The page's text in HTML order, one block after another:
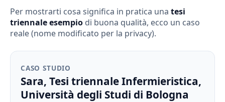
Per mostrarti cosa significa in pratica una tesi
triennale esempio di buona qualità, ecco un caso
reale (nome modificato per la privacy).
CASO STUDIO
Sara, Tesi triennale Infermieristica,
Università degli Studi di Bologna